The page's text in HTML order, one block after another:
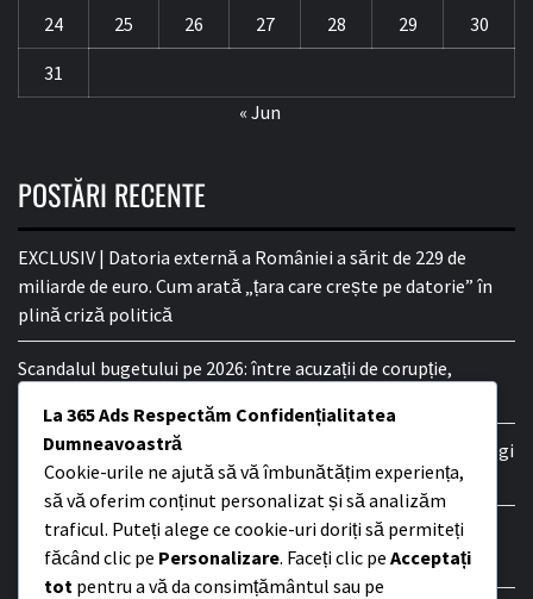
24 25 26 27 28 29 30
31
« Jun
POSTĂRI RECENTE
EXCLUSIV | Datoria externă a României a sărit de 229 de
miliarde de euro. Cum arată „țara care crește pe datorie” în
plină criză politică
Scandalul bugetului pe 2026: între acuzații de corupție,
Haine originale premium pentru femei în România: cum alegi
elegant, inteligent și fără compromisuri
Alertă Google Zero-Day pentru 3,5 miliarde de utilizatori
Chrome – Atacuri în Desfășurare
La 365 Ads Respectăm Confidențialitatea
Dumneavoastră
Cookie-urile ne ajută să vă îmbunătățim experiența,
să vă oferim conținut personalizat și să analizăm
traficul. Puteți alege ce cookie-uri doriți să permiteți
făcând clic pe Personalizare. Faceți clic pe Acceptați
tot pentru a vă da consimțământul sau pe